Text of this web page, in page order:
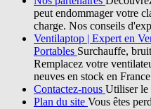
peut endommager votre
charge. Nos conseils
Ventilaptop | Expert en
Portables Surchauffe,
Remplacez votre
neuves en stock en
Contactez-nous Utiliser le
Plan du site Vous êtes